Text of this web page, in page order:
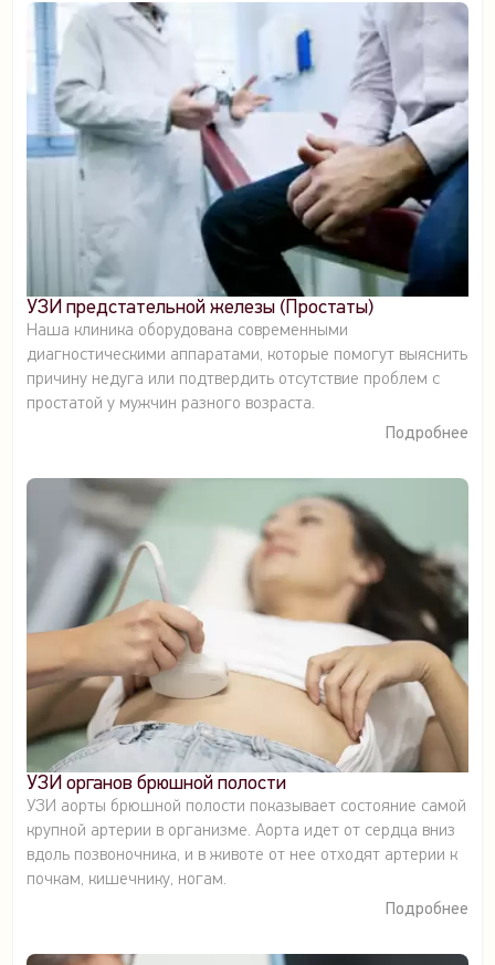
УЗИ предстательной железы (Простаты)
Наша клиника оборудована современными
диагностическими аппаратами, которые помогут выяснить
причину недуга или подтвердить отсутствие проблем с
простатой у мужчин разного возраста.
Подробнее
УЗИ органов брюшной полости
УЗИ аорты брюшной полости показывает состояние самой
крупной артерии в организме. Аорта идет от сердца вниз
вдоль позвоночника, и в животе от нее отходят артерии к
почкам, кишечнику, ногам.
Подробнее